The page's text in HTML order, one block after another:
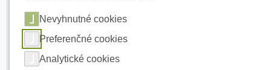
Nevyhnutné cookies
Preferenčné cookies
Analytické cookies